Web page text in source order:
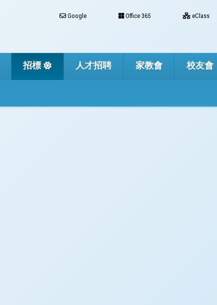
Google Office 365 eClass
招標 人才招聘 家教會 校友會